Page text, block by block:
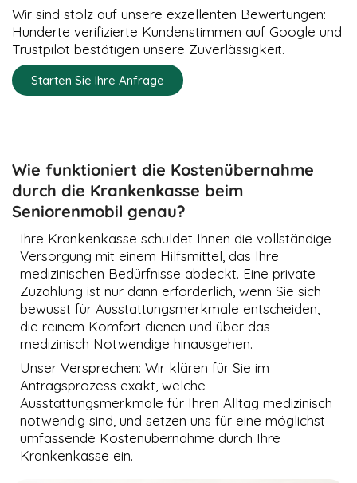
Wir sind stolz auf unsere exzellenten Bewertungen:
Hunderte verifizierte Kundenstimmen auf Google und
Trustpilot bestätigen unsere Zuverlässigkeit.
Starten Sie Ihre Anfrage
Wie funktioniert die Kostenübernahme
durch die Krankenkasse beim
Seniorenmobil genau?
Ihre Krankenkasse schuldet Ihnen die vollständige
Versorgung mit einem Hilfsmittel, das Ihre
medizinischen Bedürfnisse abdeckt. Eine private
Zuzahlung ist nur dann erforderlich, wenn Sie sich
bewusst für Ausstattungsmerkmale entscheiden,
die reinem Komfort dienen und über das
medizinisch Notwendige hinausgehen.
Unser Versprechen: Wir klären für Sie im
Antragsprozess exakt, welche
Ausstattungsmerkmale für Ihren Alltag medizinisch
notwendig sind, und setzen uns für eine möglichst
umfassende Kostenübernahme durch Ihre
Krankenkasse ein.